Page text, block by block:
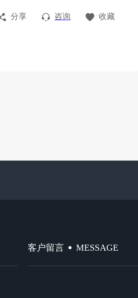
分享 咨询 收藏
客户留言 MESSAGE